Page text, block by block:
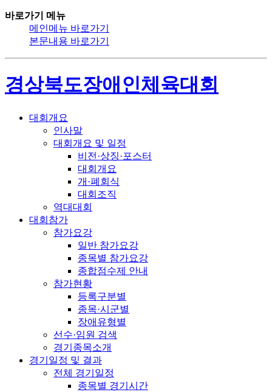
바로가기 메뉴
메인메뉴 바로가기
본문내용 바로가기
경상북도장애인체육대회
대회개요
인사말
대회개요 및 일정
비전·상징·포스터
대회개요
개·폐회식
대회조직
역대대회
대회참가
참가요강
일반 참가요강
종목별 참가요강
종합점수제 안내
참가현황
등록구분별
종목·시군별
장애유형별
선수·임원 검색
경기종목소개
경기일정 및 결과
전체 경기일정
종목별 경기시간